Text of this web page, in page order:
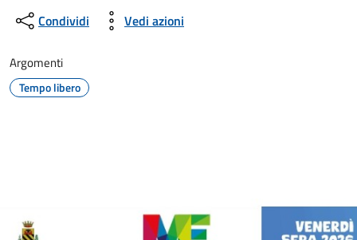
Condividi
Vedi azioni
Argomenti
Tempo libero